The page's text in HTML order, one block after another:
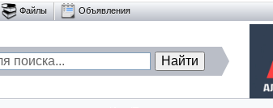
Файлы Объявления